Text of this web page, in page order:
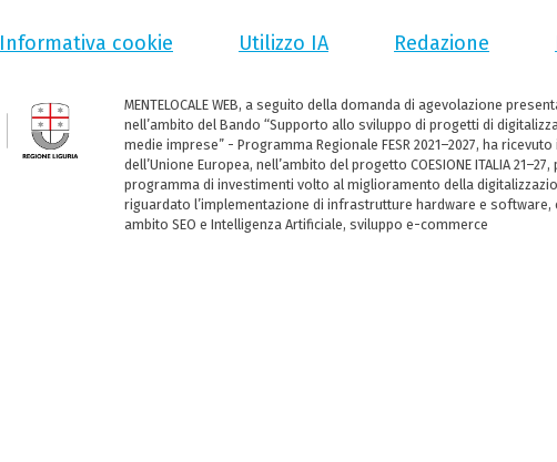
Informativa cookie Utilizzo IA Redazione
MENTELOCALE WEB, a seguito della domanda di agevolazione
nell’ambito del Bando “Supporto allo sviluppo di progetti di
medie imprese” - Programma Regionale FESR 2021–2027, ha
dell’Unione Europea, nell’ambito del progetto COESIONE ITALIA
programma di investimenti volto al miglioramento della
riguardato l’implementazione di infrastrutture hardware e software,
ambito SEO e Intelligenza Artificiale, sviluppo e-commerce